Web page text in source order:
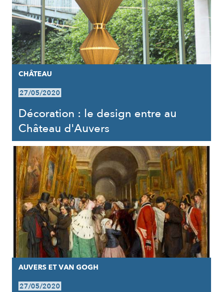
CHÂTEAU
27/05/2020
Décoration : le design entre au
Château d'Auvers
AUVERS ET VAN GOGH
27/05/2020